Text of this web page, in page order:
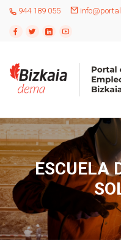
944 189 055
ESCUELA